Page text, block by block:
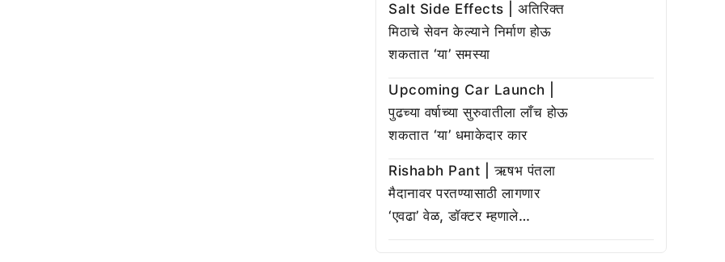
Salt Side Effects | अतिरिक्त
मिठाचे सेवन केल्याने निर्माण होऊ
शकतात ‘या’ समस्या
Upcoming Car Launch |
पुढच्या वर्षाच्या सुरुवातीला लाँच होऊ
शकतात ‘या’ धमाकेदार कार
Rishabh Pant | ऋषभ पंतला
मैदानावर परतण्यासाठी लागणार
‘एवढा’ वेळ, डॉक्टर म्हणाले…